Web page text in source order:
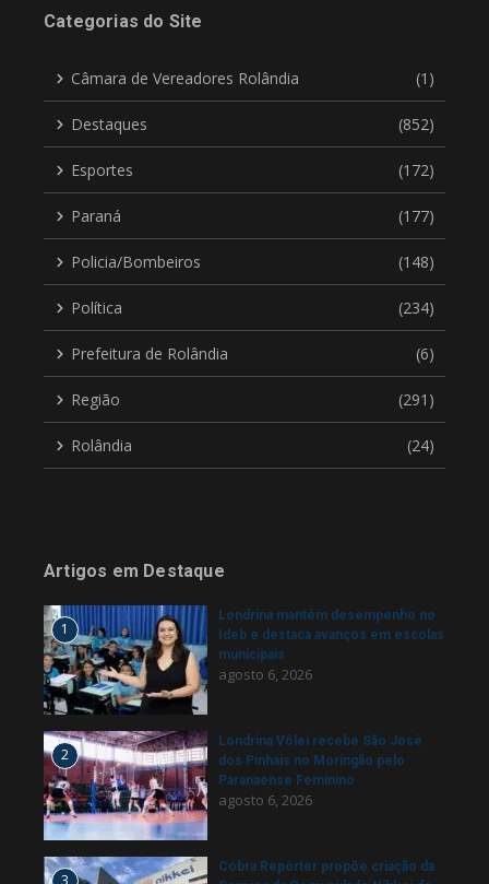
Categorias do Site
Câmara de Vereadores Rolândia (1)
Destaques (852)
Esportes (172)
Paraná (177)
Policia/Bombeiros (148)
Política (234)
Prefeitura de Rolândia (6)
Região (291)
Rolândia (24)
Artigos em Destaque
1
Londrina mantém desempenho no
Ideb e destaca avanços em escolas
municipais
agosto 6, 2026
2
Londrina Vôlei recebe São José
dos Pinhais no Moringão pelo
Paranaense Feminino
agosto 6, 2026
3
Cobra Repórter propõe criação da